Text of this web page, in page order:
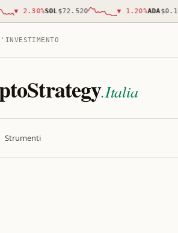
▼ 2.30% SOL$72.520 ▼ 1.20% ADA$0.1990
.Italia
Strumenti